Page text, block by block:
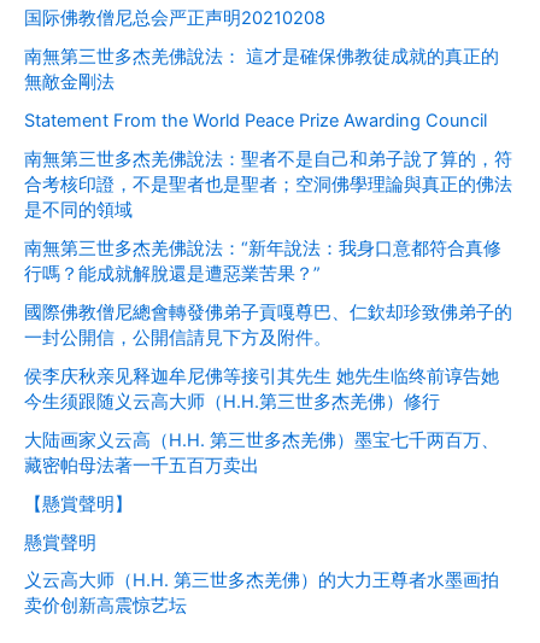
国际佛教僧尼总会严正声明20210208
南無第三世多杰羌佛說法： 這才是確保佛教徒成就的真正的
無敵金剛法
Statement From the World Peace Prize Awarding Council
南無第三世多杰羌佛說法：聖者不是自己和弟子說了算的，符
合考核印證，不是聖者也是聖者；空洞佛學理論與真正的佛法
是不同的領域
南無第三世多杰羌佛說法：“新年說法：我身口意都符合真修
行嗎？能成就解脫還是遭惡業苦果？”
國際佛教僧尼總會轉發佛弟子貢嘎尊巴、仁欽却珍致佛弟子的
一封公開信，公開信請見下方及附件。
侯李庆秋亲见释迦牟尼佛等接引其先生 她先生临终前谆告她
今生须跟随义云高大师（H.H.第三世多杰羌佛）修行
大陆画家义云高（H.H. 第三世多杰羌佛）墨宝七千两百万、
藏密帕母法著一千五百万卖出
【懸賞聲明】
懸賞聲明
义云高大师（H.H. 第三世多杰羌佛）的大力王尊者水墨画拍
卖价创新高震惊艺坛